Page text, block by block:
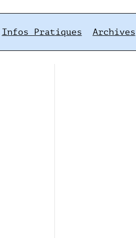
Infos Pratiques Archives